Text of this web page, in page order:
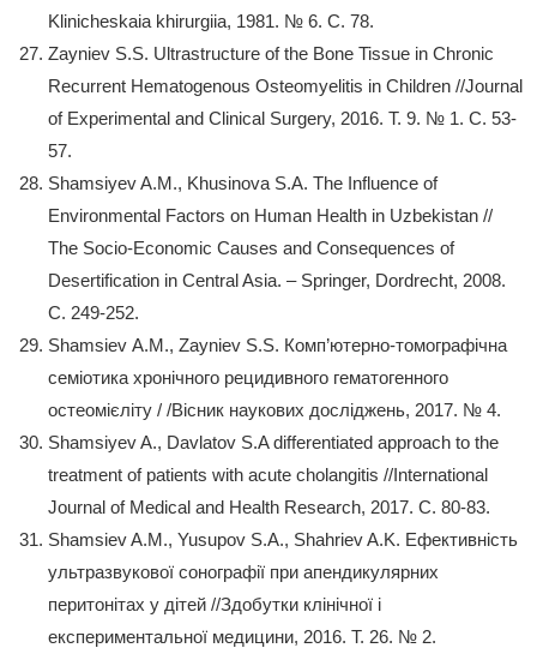
Klinicheskaia khirurgiia, 1981. № 6. С. 78.
Zayniev S.S. Ultrastructure of the Bone Tissue in Chronic
Recurrent Hematogenous Osteomyelitis in Children //Journal
of Experimental and Clinical Surgery, 2016. Т. 9. № 1. С. 53-
57.
Shamsiyev A.M., Khusinova S.A. The Influence of
Environmental Factors on Human Health in Uzbekistan //
The Socio-Economic Causes and Consequences of
Desertification in Central Asia. – Springer, Dordrecht, 2008.
С. 249-252.
Shamsiev А.М., Zayniev S.S. Комп’ютерно-томографічна
семіотика хронічного рецидивного гематогенного
остеомієліту / /Вісник наукових досліджень, 2017. № 4.
Shamsiyev A., Davlatov S.A differentiated approach to the
treatment of patients with acute cholangitis //International
Journal of Medical and Health Research, 2017. С. 80-83.
Shamsiev A.M., Yusupov S.A., Shahriev A.K. Ефективність
ультразвукової сонографії при апендикулярних
перитонітах у дітей //Здобутки клінічної і
експериментальної медицини, 2016. Т. 26. № 2.